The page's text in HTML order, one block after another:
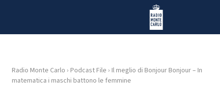
Radio Monte Carlo
HOME
Radio Monte Carlo › Podcast File › Il meglio di Bonjour Bonjour – In
matematica i maschi battono le femmine